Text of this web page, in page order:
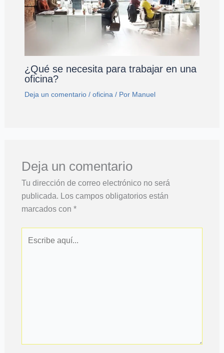
¿Qué se necesita para trabajar en una
oficina?
Deja un comentario / oficina / Por Manuel
Deja un comentario
Tu dirección de correo electrónico no será
publicada. Los campos obligatorios están
marcados con *